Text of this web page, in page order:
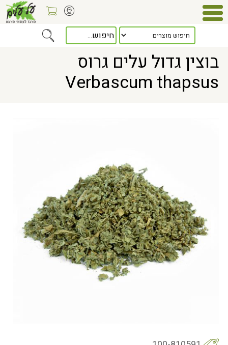
> בוצין גדול עלים גרוס Verbascum thapsus
בוצין גדול עלים גרוס
Verbascum thapsus